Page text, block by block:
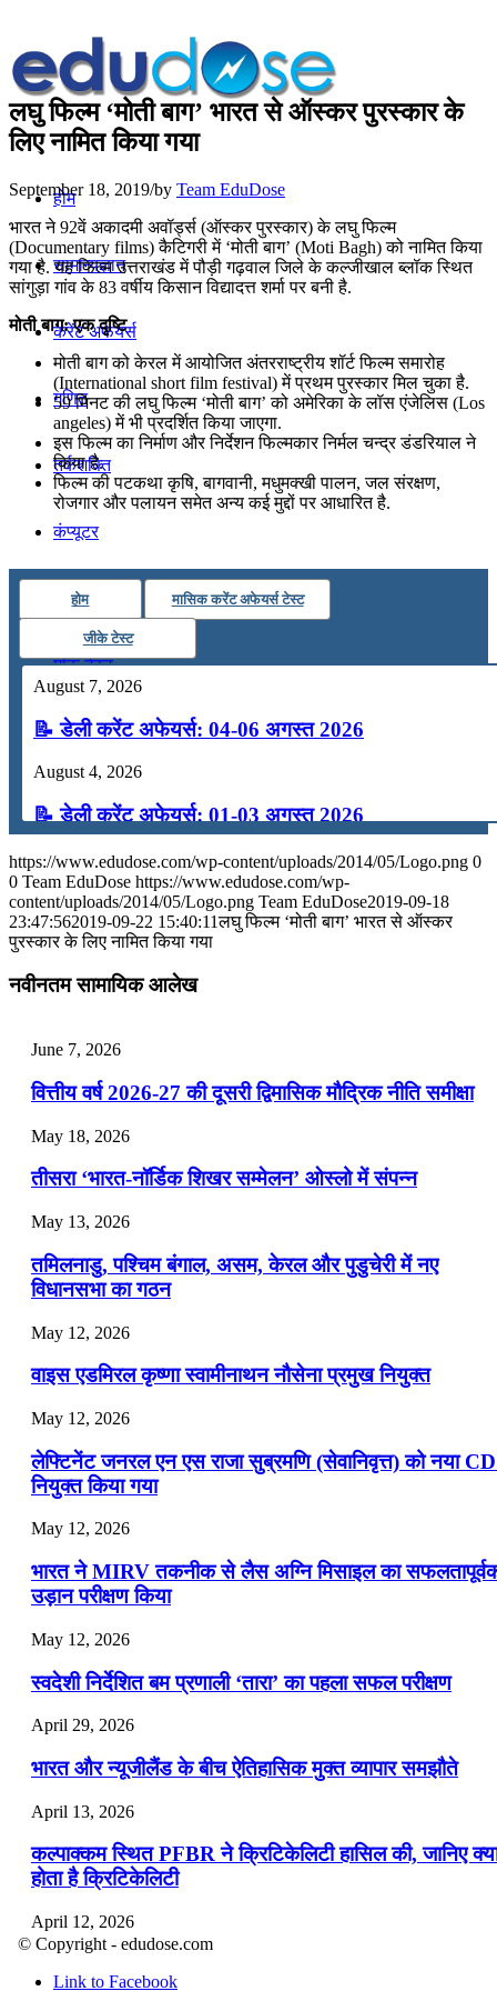
होम
सामान्यज्ञान
करेंट अफेयर्स
गणित
तर्कशक्ति
कंप्यूटर
अंग्रेजी
मॉक टेस्ट
टुडेज जीके
Menu Menu
लघु फिल्म ‘मोती बाग’ भारत से ऑस्कर पुरस्कार के
लिए नामित किया गया
September 18, 2019/by Team EduDose
भारत ने 92वें अकादमी अवॉर्ड्स (ऑस्कर पुरस्कार) के लघु फिल्म
(Documentary films) कैटिगरी में ‘मोती बाग’ (Moti Bagh) को नामित किया
गया है. यह फिल्म उत्तराखंड में पौड़ी गढ़वाल जिले के कल्जीखाल ब्लॉक स्थित
सांगुड़ा गांव के 83 वर्षीय किसान विद्यादत्त शर्मा पर बनी है.
मोती बाग: एक दृष्टि
मोती बाग को केरल में आयोजित अंतरराष्ट्रीय शॉर्ट फिल्म समारोह
(International short film festival) में प्रथम पुरस्कार मिल चुका है.
59 मिनट की लघु फिल्म ‘मोती बाग’ को अमेरिका के लॉस एंजेलिस (Los
angeles) में भी प्रदर्शित किया जाएगा.
इस फिल्म का निर्माण और निर्देशन फिल्मकार निर्मल चन्द्र डंडरियाल ने
किया है.
फिल्म की पटकथा कृषि, बागवानी, मधुमक्खी पालन, जल संरक्षण,
रोजगार और पलायन समेत अन्य कई मुद्दों पर आधारित है.
होम मासिक करेंट अफेयर्स टेस्ट
जीके टेस्ट
August 7, 2026
📝 डेली करेंट अफेयर्स: 04-06 अगस्त 2026
August 4, 2026
📝 डेली करेंट अफेयर्स: 01-03 अगस्त 2026
July 31, 2026
📝 डेली करेंट अफेयर्स: 28-31 जुलाई 2026
July 28, 2026
📝 डेली करेंट अफेयर्स: 25-27 जुलाई 2026
https://www.edudose.com/wp-content/uploads/2014/05/Logo.png 0
0 Team EduDose https://www.edudose.com/wp-
content/uploads/2014/05/Logo.png Team EduDose2019-09-18
23:47:562019-09-22 15:40:11लघु फिल्म ‘मोती बाग’ भारत से ऑस्कर
पुरस्कार के लिए नामित किया गया
नवीनतम सामायिक आलेख
June 7, 2026
वित्तीय वर्ष 2026-27 की दूसरी द्विमासिक मौद्रिक नीति समीक्षा
May 18, 2026
तीसरा ‘भारत-नॉर्डिक शिखर सम्मेलन’ ओस्लो में संपन्न
May 13, 2026
तमिलनाडु, पश्चिम बंगाल, असम, केरल और पुडुचेरी में नए
विधानसभा का गठन
May 12, 2026
वाइस एडमिरल कृष्णा स्वामीनाथन नौसेना प्रमुख नियुक्त
May 12, 2026
लेफ्टिनेंट जनरल एन एस राजा सुब्रमणि (सेवानिवृत्त) को नया
नियुक्त किया गया
May 12, 2026
भारत ने MIRV तकनीक से लैस अग्नि मिसाइल का
उड़ान परीक्षण किया
May 12, 2026
स्वदेशी निर्देशित बम प्रणाली ‘तारा’ का पहला सफल परीक्षण
April 29, 2026
भारत और न्यूजीलैंड के बीच ऐतिहासिक मुक्त व्यापार समझौते
April 13, 2026
कल्पाक्कम स्थित PFBR ने क्रिटिकेलिटी हासिल की, जानिए
होता है क्रिटिकेलिटी
April 12, 2026
© Copyright - edudose.com
Link to Facebook